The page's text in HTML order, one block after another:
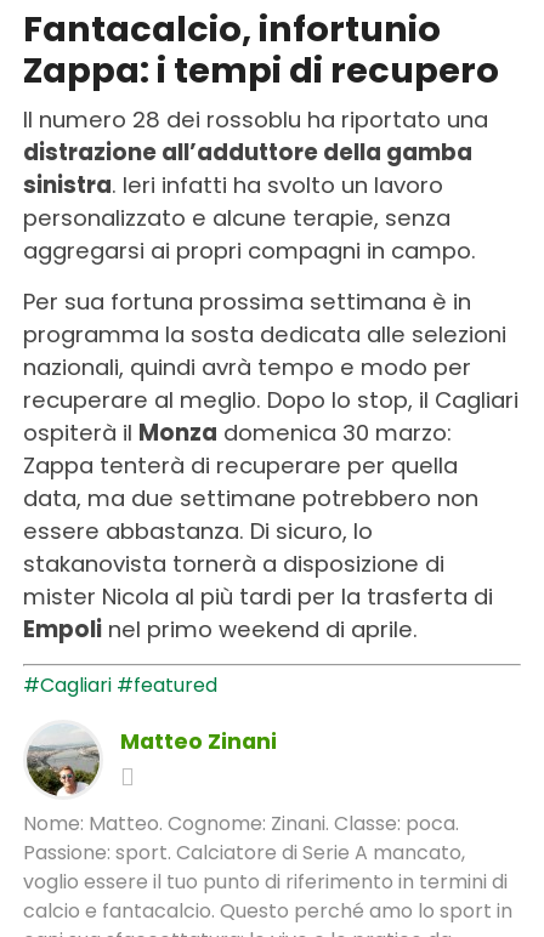
Fantacalcio, infortunio
Zappa: i tempi di recupero
Il numero 28 dei rossoblu ha riportato una
distrazione all’adduttore della gamba
sinistra. Ieri infatti ha svolto un lavoro
personalizzato e alcune terapie, senza
aggregarsi ai propri compagni in campo.
Per sua fortuna prossima settimana è in
programma la sosta dedicata alle selezioni
nazionali, quindi avrà tempo e modo per
recuperare al meglio. Dopo lo stop, il Cagliari
ospiterà il Monza domenica 30 marzo:
Zappa tenterà di recuperare per quella
data, ma due settimane potrebbero non
essere abbastanza. Di sicuro, lo
stakanovista tornerà a disposizione di
mister Nicola al più tardi per la trasferta di
Empolinel primo weekend di aprile.
#Cagliari #featured
Matteo Zinani
Nome: Matteo. Cognome: Zinani. Classe: poca.
Passione: sport. Calciatore di Serie A mancato,
voglio essere il tuo punto di riferimento in termini di
calcio e fantacalcio. Questo perché amo lo sport in